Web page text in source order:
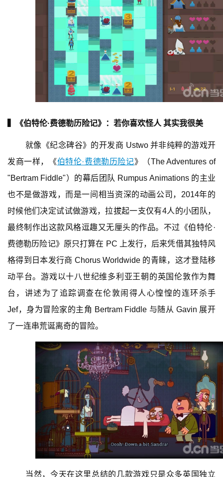
▍《伯特伦·费德勒历险记》：若你喜欢怪人 其实我很美
就像《纪念碑谷》的开发商 Ustwo 并非纯粹的游戏开
发商一样，《伯特伦·费德勒历险记》（The Adventures of
"Bertram Fiddle"）的幕后团队 Rumpus Animations 的主业
也不是做游戏，而是一间相当资深的动画公司，2014年的
时候他们决定试试做游戏，拉拔起一支仅有4人的小团队，
最终制作出这款风格逗趣又无厘头的作品。不过《伯特伦·
费德勒历险记》原只打算在 PC 上发行，后来凭借其独特风
格得到日本发行商 Chorus Worldwide 的青睐，这才登陆移
动平台。游戏以十八世纪维多利亚王朝的英国伦敦作为舞
台，讲述为了追踪调查在伦敦闹得人心惶惶的连环杀手
Jef，身为冒险家的主角 Bertram Fiddle 与随从 Gavin 展开
了一连串荒诞离奇的冒险。
当然，今天在这里总结的几款游戏只是众多英国独立